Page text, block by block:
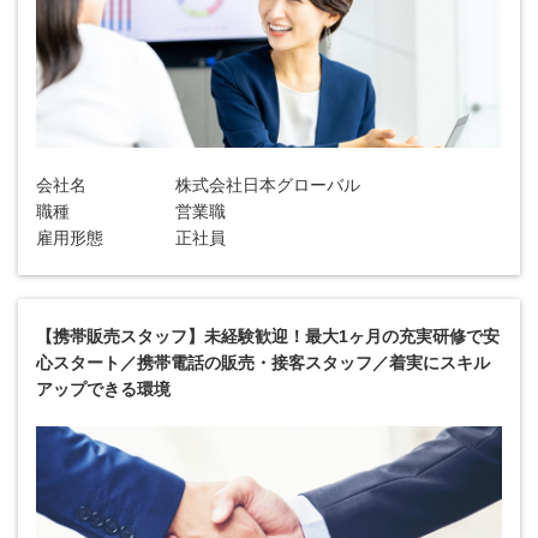
会社名
株式会社日本グローバル
職種
営業職
雇用形態
正社員
【携帯販売スタッフ】未経験歓迎！最大1ヶ月の充実研修で安
心スタート／携帯電話の販売・接客スタッフ／着実にスキル
アップできる環境